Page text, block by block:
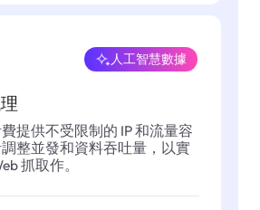
人工智慧數據
提供不受限制的 IP 和流量容
整並發和資料吞吐量，以實
抓取作。